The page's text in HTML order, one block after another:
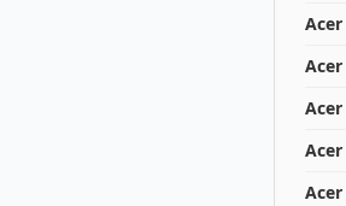
Acer
Acer
Acer
Acer
Acer